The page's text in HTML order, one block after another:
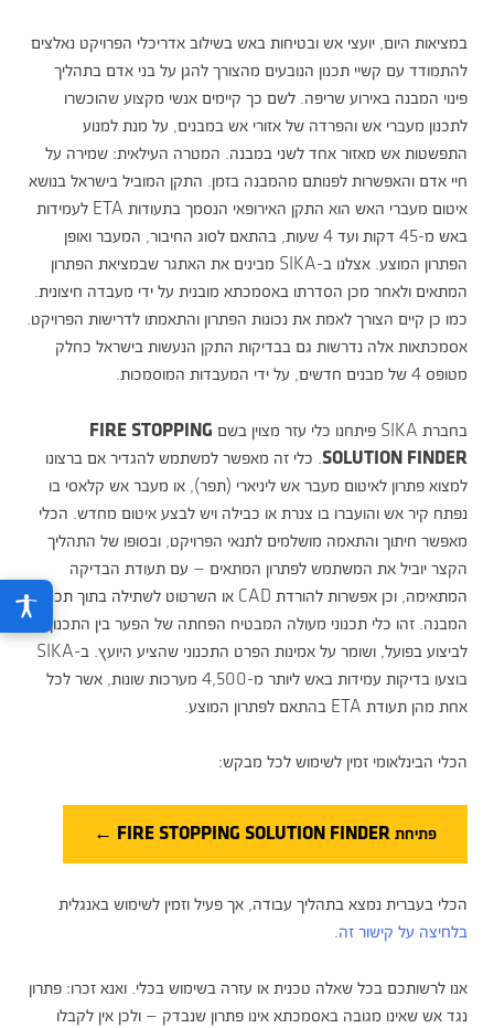
במציאות היום, יועצי אש ובטיחות באש בשילוב אדריכלי הפרויקט נאלצים
להתמודד עם קשיי תכנון הנובעים מהצורך להגן על בני אדם בתהליך
פינוי המבנה באירוע שריפה. לשם כך קיימים אנשי מקצוע שהוכשרו
לתכנון מעברי אש והפרדה של אזורי אש במבנים, על מנת למנוע
התפשטות אש מאזור אחד לשני במבנה. המטרה העילאית: שמירה על
חיי אדם והאפשרות לפנותם מהמבנה בזמן. התקן המוביל בישראל בנושא
איטום מעברי האש הוא התקן האירופאי הנסמך בתעודות ETA לעמידות
באש מ-45 דקות ועד 4 שעות, בהתאם לסוג החיבור, המעבר ואופן
הפתרון המוצע. אצלנו ב-SIKA מבינים את האתגר שבמציאת הפתרון
המתאים ולאחר מכן הסדרתו באסמכתא מובנית על ידי מעבדה חיצונית.
כמו כן קיים הצורך לאמת את נכונות הפתרון והתאמתו לדרישות הפרויקט.
אסמכתאות אלה נדרשות גם בבדיקות התקן הנעשות בישראל כחלק
מטופס 4 של מבנים חדשים, על ידי המעבדות המוסמכות.
בחברת SIKA פיתחנו כלי עזר מצוין בשם
FIRE STOPPING
SOLUTION FINDER. כלי זה מאפשר למשתמש להגדיר אם ברצונו
למצוא פתרון לאיטום מעבר אש ליניארי (תפר), או מעבר אש קלאסי בו
נפתח קיר אש והועברו בו צנרת או כבילה ויש לבצע איטום מחדש. הכלי
מאפשר חיתוך והתאמה מושלמים לתנאי הפרויקט, ובסופו של התהליך
הקצר יוביל את המשתמש לפתרון המתאים — עם תעודת הבדיקה
המתאימה, וכן אפשרות להורדת CAD או השרטוט לשתילה בתוך תכניות
המבנה. זהו כלי תכנוני מעולה המבטיח הפחתה של הפער בין התכנון
לביצוע בפועל, ושומר על אמינות הפרט התכנוני שהציע היועץ. ב-SIKA
בוצעו בדיקות עמידות באש ליותר מ-4,500 מערכות שונות, אשר לכל
אחת מהן תעודת ETA בהתאם לפתרון המוצע.
הכלי הבינלאומי זמין לשימוש לכל מבקש:
פתיחת FIRE STOPPING SOLUTION FINDER ←
הכלי בעברית נמצא בתהליך עבודה, אך פעיל וזמין לשימוש באנגלית
בלחיצה על קישור זה.
אנו לרשותכם בכל שאלה טכנית או עזרה בשימוש בכלי. ואנא זכרו: פתרון
נגד אש שאינו מגובה באסמכתא אינו פתרון שנבדק — ולכן אין לקבלו